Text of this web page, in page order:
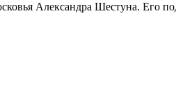
Александра Шестуна. Его